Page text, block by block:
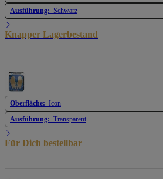
Ausführung: Schwarz
Knapper Lagerbestand
Oberfläche: Icon
Ausführung: Transparent
Für Dich bestellbar